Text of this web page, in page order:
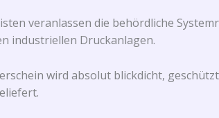
veranlassen die behördliche
industriellen Druckanlagen.
wird absolut blickdicht,